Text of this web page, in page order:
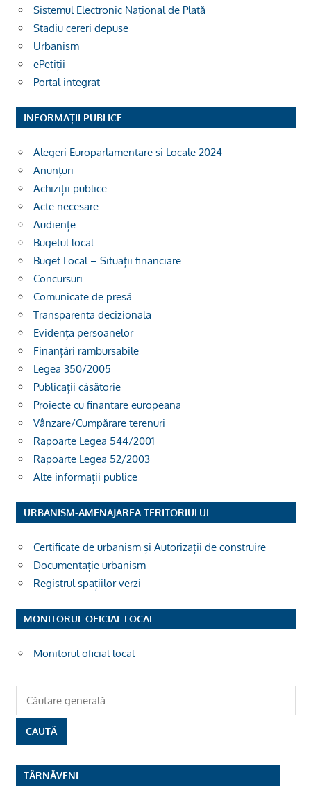
Sistemul Electronic Național de Plată
Stadiu cereri depuse
Urbanism
ePetiții
Portal integrat
INFORMAȚII PUBLICE
Alegeri Europarlamentare si Locale 2024
Anunțuri
Achiziții publice
Acte necesare
Audiențe
Bugetul local
Buget Local – Situații financiare
Concursuri
Comunicate de presă
Transparenta decizionala
Evidența persoanelor
Finanțări rambursabile
Legea 350/2005
Publicații căsătorie
Proiecte cu finantare europeana
Vânzare/Cumpărare terenuri
Rapoarte Legea 544/2001
Rapoarte Legea 52/2003
Alte informații publice
URBANISM-AMENAJAREA TERITORIULUI
Certificate de urbanism și Autorizații de construire
Documentație urbanism
Registrul spațiilor verzi
MONITORUL OFICIAL LOCAL
Monitorul oficial local
TÂRNĂVENI